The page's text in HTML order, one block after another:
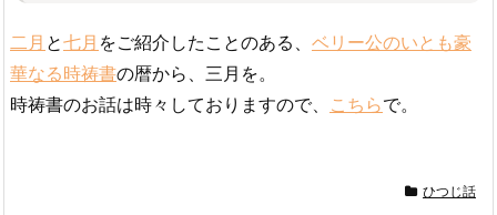
二月 と七月 をご紹介したことのある、 ベリー公のいとも豪
華なる時祷書の暦から、三月を。
時祷書のお話は時々しておりますので、
こちらで。
ひつじ話